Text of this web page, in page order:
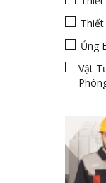
Thiết
Ủng
Vật